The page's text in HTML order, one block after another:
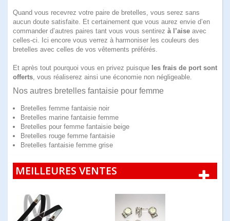
Quand vous recevrez votre paire de bretelles, vous serez sans
aucun doute satisfaite. Et certainement que vous aurez envie d’en
commander d’autres paires tant vous vous sentirez à l’aise avec
celles-ci. Ici encore vous verrez à harmoniser les couleurs des
bretelles avec celles de vos vêtements préférés.
Et après tout pourquoi vous en privez puisque les frais de port sont
offerts, vous réaliserez ainsi une économie non négligeable.
Nos autres bretelles fantaisie pour femme
Bretelles femme fantaisie noir
Bretelles marine fantaisie femme
Bretelles pour femme fantaisie beige
Bretelles rouge femme fantaisie
Bretelles fantaisie femme grise
MEILLEURES VENTES